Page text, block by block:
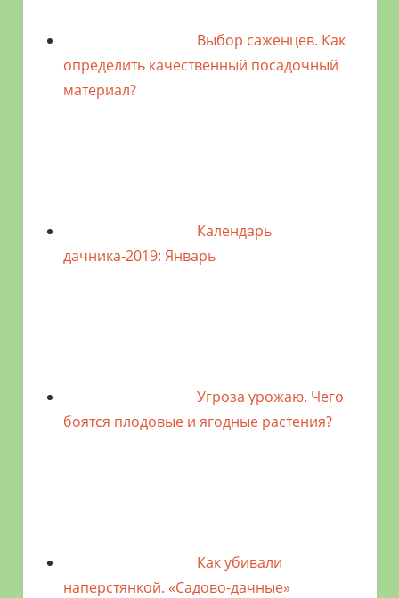
Выбор саженцев. Как
определить качественный посадочный
материал?
Календарь
дачника-2019: Январь
Угроза урожаю. Чего
боятся плодовые и ягодные растения?
Как убивали
наперстянкой. «Садово-дачные»